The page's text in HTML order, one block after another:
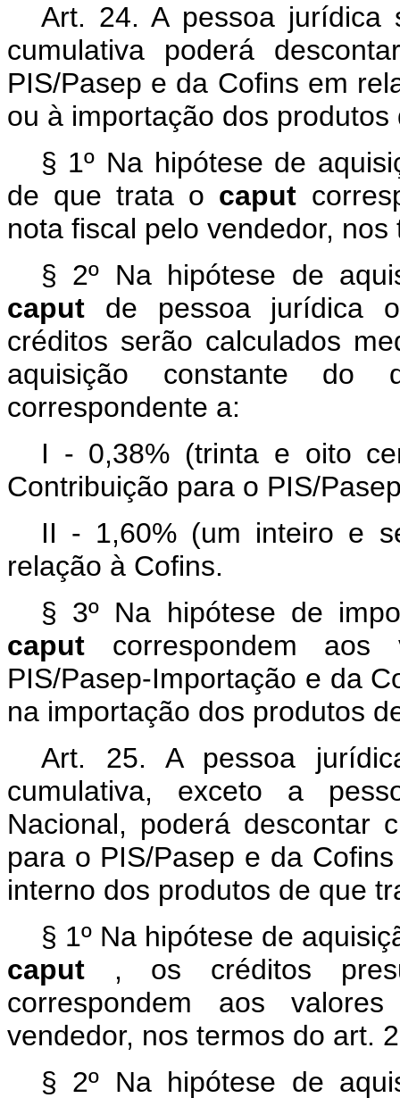
Art. 24. A pessoa jurídica
cumulativa poderá
PIS/Pasep e da Cofins em
ou à importação dos produtos
§ 1º Na hipótese de
de que trata o caput
nota fiscal pelo vendedor,
§ 2º Na hipótese de
caput de pessoa jurídica
créditos serão calculados
aquisição constante do
correspondente a:
I - 0,38% (trinta e oito
Contribuição para o PIS/
II - 1,60% (um inteiro e
relação à Cofins.
§ 3º Na hipótese de
caput correspondem
PIS/Pasep-Importação e da
na importação dos produtos
Art. 25. A pessoa
cumulativa, exceto a
Nacional, poderá descontar
para o PIS/Pasep e da
interno dos produtos de que
§ 1º Na hipótese de
caput , os créditos
correspondem aos
vendedor, nos termos do art.
§ 2º Na hipótese de